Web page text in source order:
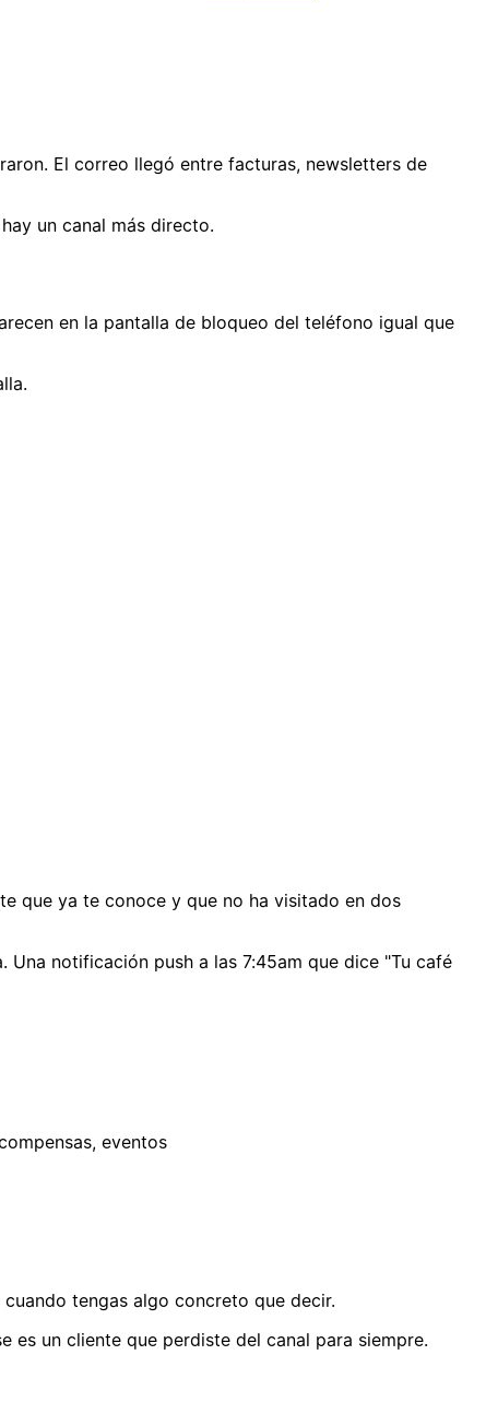
El correo llegó entre facturas, newsletters de
un canal más directo.
en la pantalla de bloqueo del teléfono igual que
que ya te conoce y que no ha visitado en dos
Una notificación push a las 7:45am que dice "Tu café
eventos
tengas algo concreto que decir.
un cliente que perdiste del canal para siempre.